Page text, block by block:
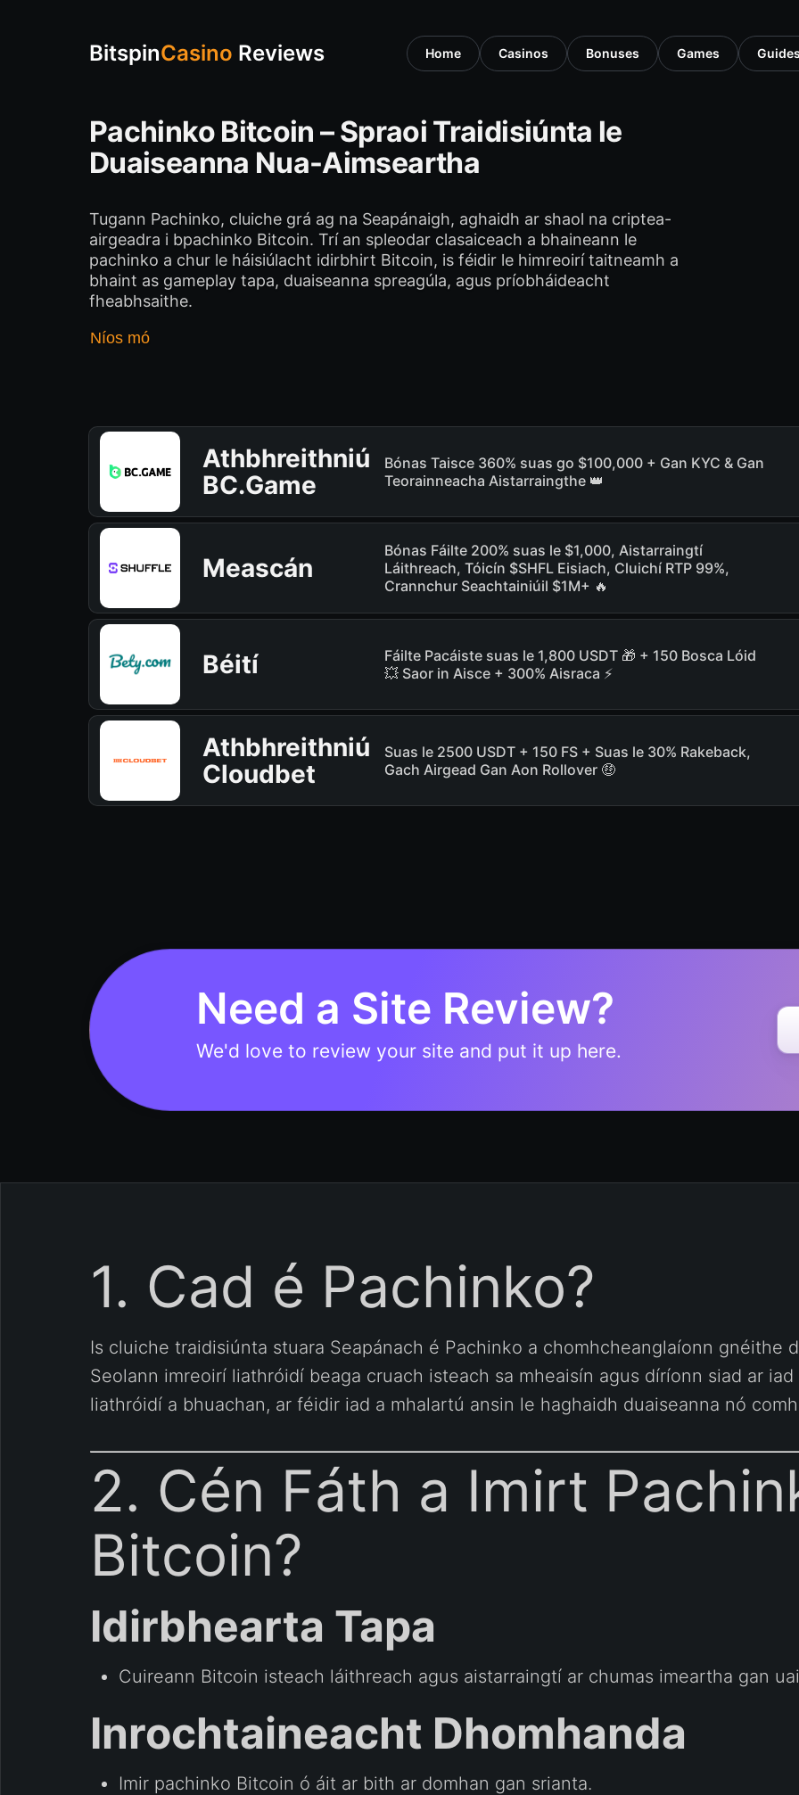
BitspinCasino Reviews Home Casinos Bonuses Games
Pachinko Bitcoin – Spraoi Traidisiúnta le
Duaiseanna Nua-Aimseartha
Tugann Pachinko, cluiche grá ag na Seapánaigh, aghaidh ar shaol na criptea-
airgeadra i bpachinko Bitcoin. Trí an spleodar clasaiceach a bhaineann le
pachinko a chur le háisiúlacht idirbhirt Bitcoin, is féidir le himreoirí taitneamh a
bhaint as gameplay tapa, duaiseanna spreagúla, agus príobháideacht
fheabhsaithe.
Níos mó
Athbhreithniú
BC.Game
Bónas Taisce 360% suas go $100,000 + Gan KYC & Gan
Teorainneacha Aistarraingthe 👑
Meascán
Bónas Fáilte 200% suas le $1,000, Aistarraingtí
Láithreach, Tóicín $SHFL Eisiach, Cluichí RTP 99%,
Crannchur Seachtainiúil $1M+ 🔥
Béití
Fáilte Pacáiste suas le 1,800 USDT 🎁 + 150 Bosca Lóid
💥 Saor in Aisce + 300% Aisraca ⚡️
Athbhreithniú
Cloudbet
Suas le 2500 USDT + 150 FS + Suas le 30% Rakeback,
Gach Airgead Gan Aon Rollover 🤑
Need a Site Review?
We'd love to review your site and put it up here.
1. Cad é Pachinko?
Is cluiche traidisiúnta stuara Seapánach é Pachinko a chomhcheanglaíonn gnéithe
Seolann imreoirí liathróidí beaga cruach isteach sa mheaisín agus díríonn siad ar
liathróidí a bhuachan, ar féidir iad a mhalartú ansin le haghaidh duaiseanna nó
2. Cén Fáth a Imirt
Bitcoin?
Idirbhearta Tapa
Cuireann Bitcoin isteach láithreach agus aistarraingtí ar chumas imeartha gan
Inrochtaineacht Dhomhanda
Imir pachinko Bitcoin ó áit ar bith ar domhan gan srianta.